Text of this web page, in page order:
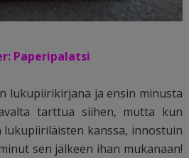
Paperipalatsi
lukupiirikirjana ja ensin minusta
tarttua siihen, mutta kun
kanssa, innostuin
sen jälkeen ihan mukanaan!